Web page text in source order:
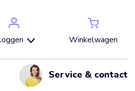
Winkelwagen
Service & contact